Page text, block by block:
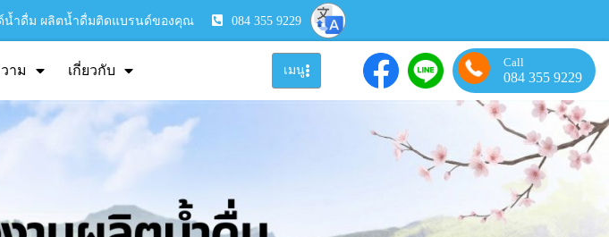
น้ำดื่ม ผลิตน้ำดื่มติดแบรนด์ของคุณ 084 355 9229
าม เกี่ยวกับ เมนู
Call
084 355 9229